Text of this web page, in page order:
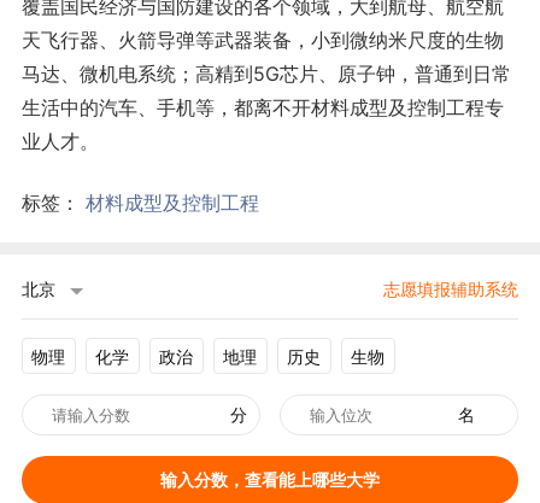
覆盖国民经济与国防建设的各个领域，大到航母、航空航
天飞行器、火箭导弹等武器装备，小到微纳米尺度的生物
马达、微机电系统；高精到5G芯片、原子钟，普通到日常
生活中的汽车、手机等，都离不开材料成型及控制工程专
业人才。
标签： 材料成型及控制工程
北京 志愿填报辅助系统
物理 化学 政治 地理 历史 生物
分 名
输入分数，查看能上哪些大学